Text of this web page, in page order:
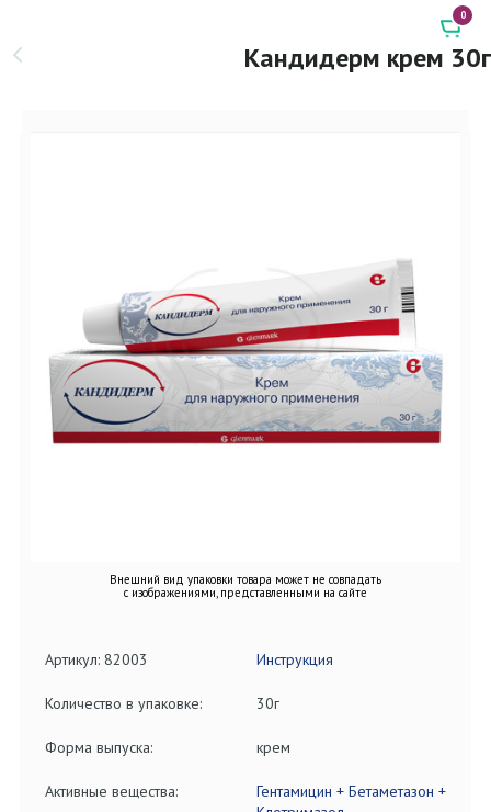
Кандидерм крем 30г
0
Внешний вид упаковки товара может не совпадать
с изображениями, представленными на сайте
Артикул: 82003 Инструкция
Количество в упаковке: 30г
Форма выпуска: крем
Активные вещества:
Гентамицин + Бетаметазон +